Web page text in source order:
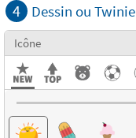
4 Dessin ou Twinie
Icône